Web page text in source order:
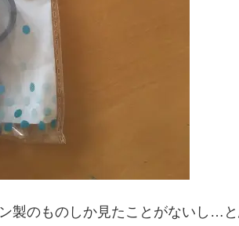
製のものしか見たことがないし…